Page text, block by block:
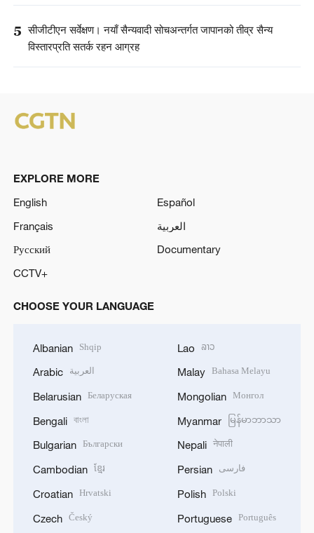
5 सीजीटीएन सर्वेक्षण। नयाँ सैन्यवादी सोचअन्तर्गत जापानको तीव्र सैन्य
विस्तारप्रति सतर्क रहन आग्रह
EXPLORE MORE
English
Español
Français
العربية
Русский
Documentary
CCTV+
CHOOSE YOUR LANGUAGE
Albanian Shqip
Arabic العربية
Belarusian Беларуская
Bengali বাংলা
Bulgarian Български
Cambodian ខ្មែរ
Croatian Hrvatski
Czech Český
Lao ລາວ
Malay Bahasa Melayu
Mongolian Монгол
Myanmar မြန်မာဘာသာ
Nepali नेपाली
Persian فارسی
Polish Polski
Portuguese Português